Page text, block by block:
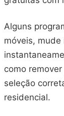
Alguns
móveis,
como
seleção
residencial.